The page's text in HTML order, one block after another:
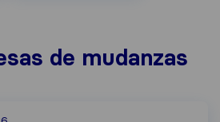
de mudanzas